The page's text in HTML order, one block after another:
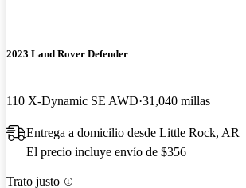
2023 Land Rover Defender
110 X-Dynamic SE AWD 31,040 millas
Entrega a domicilio desde Little Rock, AR
El precio incluye envío de $356
Trato justo